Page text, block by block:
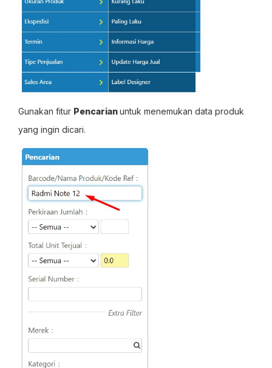
Gunakan fitur Pencarianuntuk menemukan data produk
yang ingin dicari.